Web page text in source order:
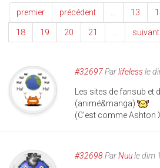
premier précédent 13
18 19 20 21 suivant
#32697Parlifelessle
Les sites de fansub et
(animé&manga)
(C'est comme Ashton
#32698ParNuule dim